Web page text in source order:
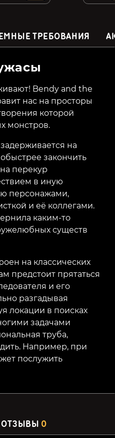
ТРЕБОВАНИЯ
Bendy and the
нас на просторы
которой
монстров.
на
закончить
перекур
в иную
персонажами,
и её коллегами.
каким-то
существ
на классических
предстоит прятаться
и его
разгадывая
локации в поисках
задачами
труба,
Например, при
послужить
ОТЗЫВЫ 0